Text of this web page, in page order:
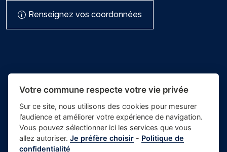
Renseignez vos coordonnées
Place du village la solution web
et appli des collectivités
- Mairie
d'Aigues-
Votre commune respecte votre vie privée
Sur ce site, nous utilisons des cookies pour mesurer
l’audience et améliorer votre expérience de navigation.
Vous pouvez sélectionner ici les services que vous
allez autoriser.Je préfère choisir - Politique de
confidentialité